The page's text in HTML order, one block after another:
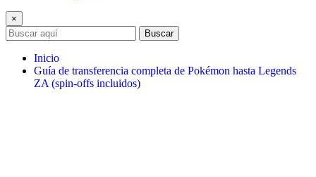
×
Buscar
Inicio
Guía de transferencia completa de Pokémon hasta Legends
ZA (spin-offs incluidos)